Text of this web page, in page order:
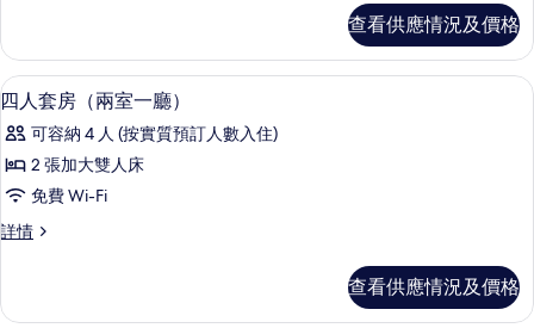
人
小
複
式
的
相
片
小
複
式
情
查看供應情況及價格
載
入
所
有
人
房
羽絨被、特厚豪華床墊、書桌、手提
14
四人套房（兩室一廳）
可容納 4 人 (按實質預訂人數入住)
2 張加大雙人床
免費 Wi-Fi
詳情
四
（兩
查看供應情況及價格